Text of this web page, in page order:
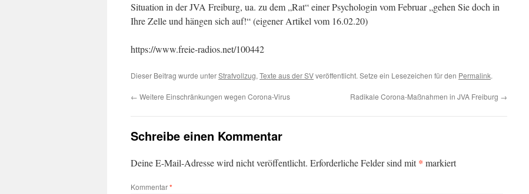
Situation in der JVA Freiburg, ua. zu dem „Rat“ einer Psychologin vom Februar „gehen Sie doch in
Ihre Zelle und hängen sich auf!“ (eigener Artikel vom 16.02.20)
https://www.freie-radios.net/100442
Dieser Beitrag wurde unterStrafvollzug, Texte aus der SVveröffentlicht. Setze ein Lesezeichen für den Permalink.
← Weitere Einschränkungen wegen Corona-Virus Radikale Corona-Maßnahmen in JVA Freiburg →
Schreibe einen Kommentar
Deine E-Mail-Adresse wird nicht veröffentlicht. Erforderliche Felder sind mit* markiert
Kommentar*